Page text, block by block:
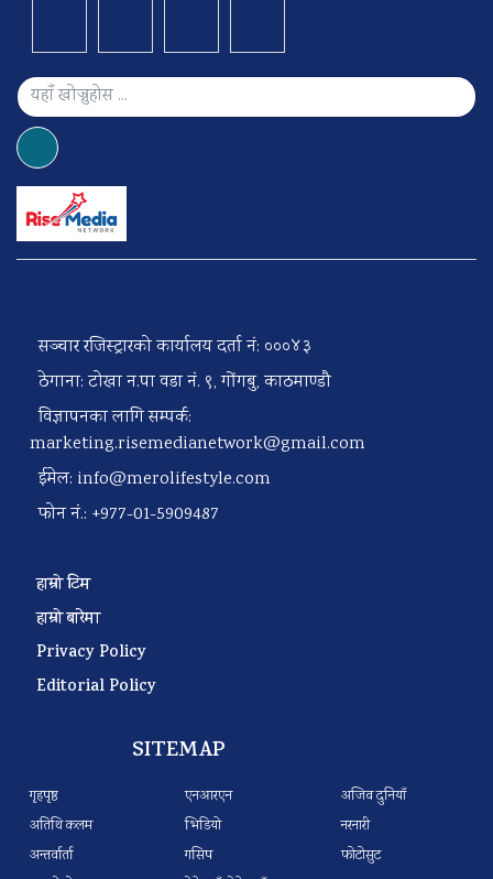
सञ्चार रजिस्ट्रारको कार्यालय दर्ता नं: ०००४३
ठेगाना: टोखा न.पा वडा नं. ९, गोंगबु, काठमाण्डौ
विज्ञापनका लागि सम्पर्क:
marketing.risemedianetwork@gmail.com
ईमेल: info@merolifestyle.com
फोन नं.: +977-01-5909487
हाम्रो टिम
हाम्रो बारेमा
Privacy Policy
Editorial Policy
SITEMAP
गृहपृष्ठ
अतिथि कलम
अन्तर्वार्ता
एनआरएन
भिडियो
गसिप
अजिव दुनियाँ
नरनारी
फोटोसुट